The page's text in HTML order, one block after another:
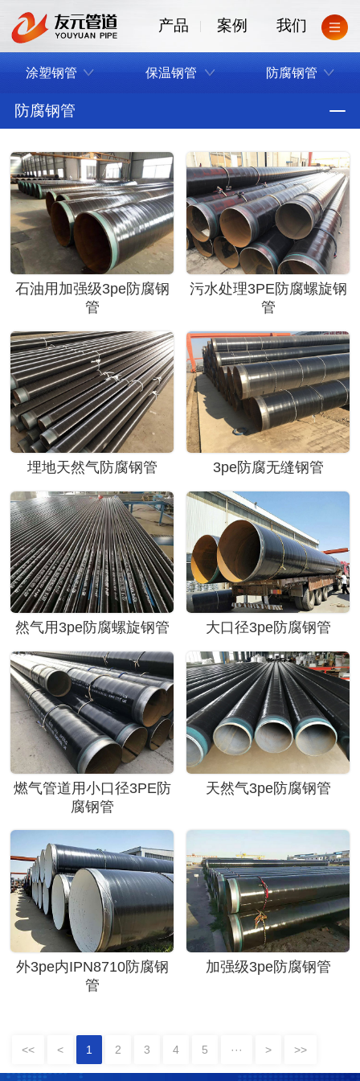
产品 案例 我们
涂塑钢管 保温钢管 防腐钢管
防腐钢管
石油用加强级3pe防腐钢
管
污水处理3PE防腐螺旋钢
管
埋地天然气防腐钢管 3pe防腐无缝钢管
然气用3pe防腐螺旋钢管 大口径3pe防腐钢管
燃气管道用小口径3PE防
腐钢管
天然气3pe防腐钢管
外3pe内IPN8710防腐钢
管
加强级3pe防腐钢管
<< < 1 2 3 4 5 ··· > >>